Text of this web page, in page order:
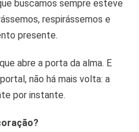
buscamos sempre esteve
respirássemos e
presente.
abre a porta da alma. E
não há mais volta: a
por instante.